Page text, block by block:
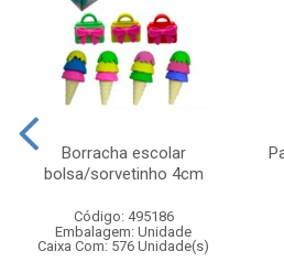
Borracha escolar
bolsa/sorvetinho 4cm
Código: 495186
Embalagem: Unidade
Caixa Com: 576 Unidade(s)